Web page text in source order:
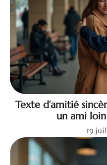
Texte d’amitié
un ami
19